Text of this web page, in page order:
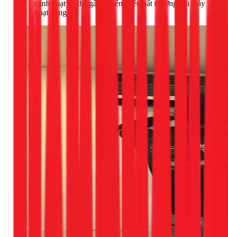
cánh quạt có thể gây ra tiếng kêu bất thường khi máy
hoạt động.